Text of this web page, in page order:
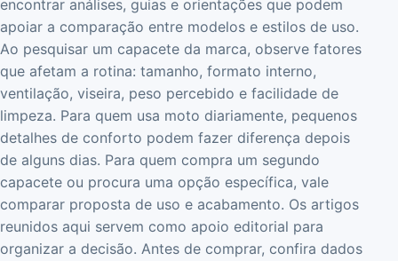
encontrar análises, guias e orientações que podem
apoiar a comparação entre modelos e estilos de uso.
Ao pesquisar um capacete da marca, observe fatores
que afetam a rotina: tamanho, formato interno,
ventilação, viseira, peso percebido e facilidade de
limpeza. Para quem usa moto diariamente, pequenos
detalhes de conforto podem fazer diferença depois
de alguns dias. Para quem compra um segundo
capacete ou procura uma opção específica, vale
comparar proposta de uso e acabamento. Os artigos
reunidos aqui servem como apoio editorial para
organizar a decisão. Antes de comprar, confira dados